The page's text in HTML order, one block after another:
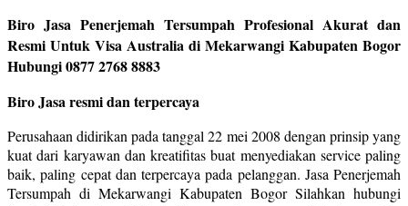
Biro Jasa Penerjemah Tersumpah Profesional Akurat dan
Resmi Untuk Visa Australia di Mekarwangi Kabupaten Bogor
Hubungi 0877 2768 8883
Biro Jasa resmi dan terpercaya
Perusahaan didirikan pada tanggal 22 mei 2008 dengan prinsip yang
kuat dari karyawan dan kreatifitas buat menyediakan service paling
baik, paling cepat dan terpercaya pada pelanggan. Jasa Penerjemah
Tersumpah di Mekarwangi Kabupaten Bogor Silahkan hubungi